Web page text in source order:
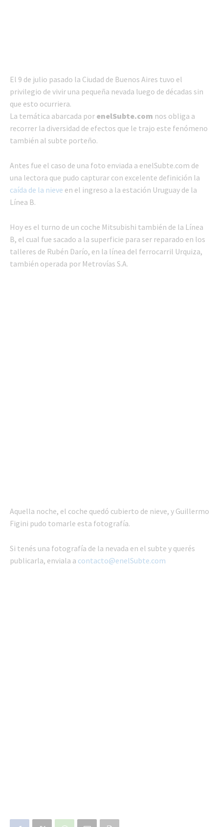
El 9 de julio pasado la Ciudad de Buenos Aires tuvo el
privilegio de vivir una pequeña nevada luego de décadas sin
que esto ocurriera.
La temática abarcada por enelSubte.com nos obliga a
recorrer la diversidad de efectos que le trajo este fenómeno
también al subte porteño.
Antes fue el caso de una foto enviada a enelSubte.com de
una lectora que pudo capturar con excelente definición la
caída de la nieve en el ingreso a la estación Uruguay de la
Línea B.
Hoy es el turno de un coche Mitsubishi también de la Línea
B, el cual fue sacado a la superficie para ser reparado en los
talleres de Rubén Darío, en la línea del ferrocarril Urquiza,
también operada por Metrovías S.A.
Aquella noche, el coche quedó cubierto de nieve, y Guillermo
Figini pudo tomarle esta fotografía.
Si tenés una fotografía de la nevada en el subte y querés
publicarla, enviala a contacto@enelSubte.com